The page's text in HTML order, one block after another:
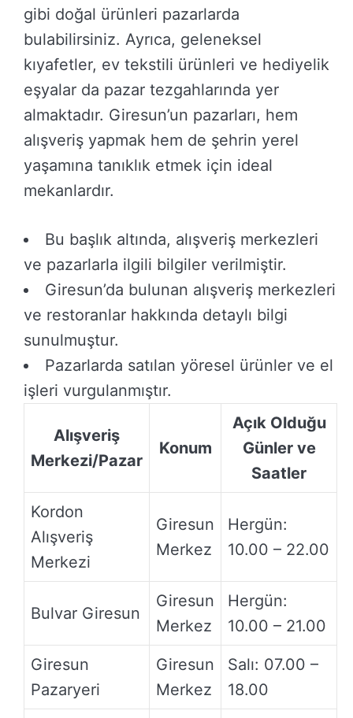
gibi doğal ürünleri pazarlarda
bulabilirsiniz. Ayrıca, geleneksel
kıyafetler, ev tekstili ürünleri ve hediyelik
eşyalar da pazar tezgahlarında yer
almaktadır. Giresun’un pazarları, hem
alışveriş yapmak hem de şehrin yerel
yaşamına tanıklık etmek için ideal
mekanlardır.
Bu başlık altında, alışveriş merkezleri
ve pazarlarla ilgili bilgiler verilmiştir.
Giresun’da bulunan alışveriş merkezleri
ve restoranlar hakkında detaylı bilgi
sunulmuştur.
Pazarlarda satılan yöresel ürünler ve el
işleri vurgulanmıştır.
Alışveriş
Merkezi/Pazar
Konum
Açık Olduğu
Günler ve
Saatler
Kordon
Alışveriş
Merkezi
Giresun
Merkez
Hergün:
10.00 – 22.00
Bulvar Giresun
Giresun
Merkez
Hergün:
10.00 – 21.00
Giresun
Pazaryeri
Giresun
Merkez
Salı: 07.00 –
18.00